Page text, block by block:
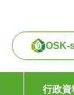
OSK-
行政資